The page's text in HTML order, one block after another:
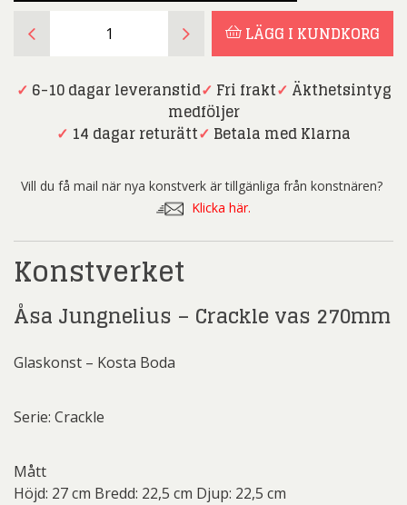
Jungnelius
Crackle
270mm
LÄGG I KUNDKORG
✓ 6-10 dagar leveranstid✓ Fri frakt✓ Äkthetsintyg
medföljer
✓ 14 dagar returätt✓ Betala med Klarna
Vill du få mail när nya konstverk är tillgänliga från konstnären?
Klicka här.
Konstverket
Åsa Jungnelius – Crackle vas 270mm
Glaskonst – Kosta Boda
Serie: Crackle
Mått
Höjd: 27 cm Bredd: 22,5 cm Djup: 22,5 cm